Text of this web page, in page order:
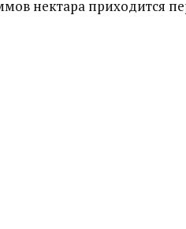
нектара приходится